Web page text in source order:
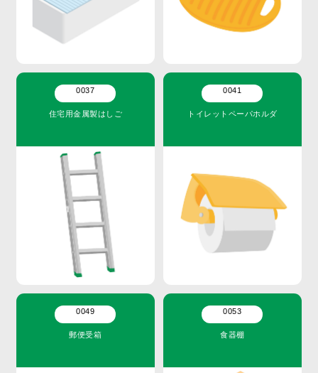
0037
住宅用金属製はしご
0041
トイレットペーパホルダ
0049
郵便受箱
0053
食器棚